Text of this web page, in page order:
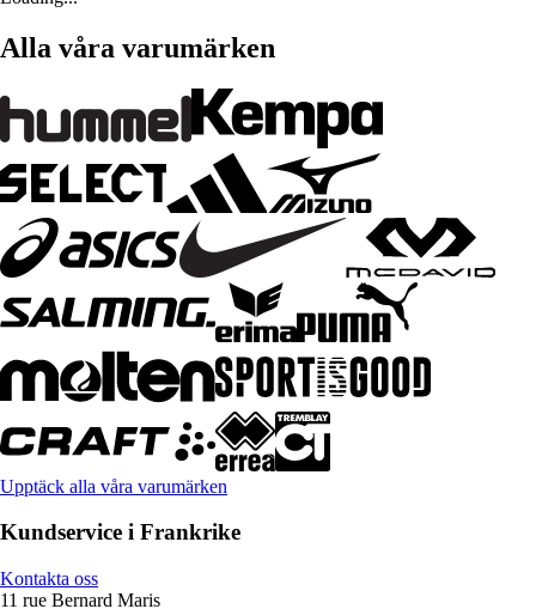
Alla våra varumärken
Upptäck alla våra varumärken
Kundservice i Frankrike
Kontakta oss
11 rue Bernard Maris